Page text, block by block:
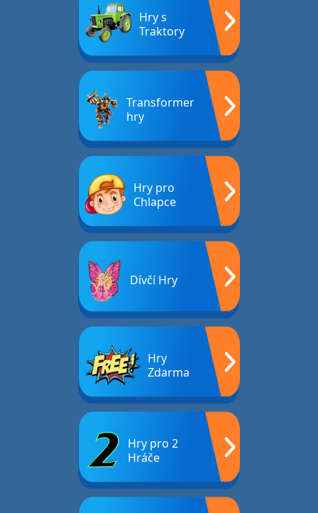
Hry s
Traktory
Transformer
hry
Hry pro
Chlapce
Dívčí Hry
Hry
Zdarma
Hry pro 2
Hráče